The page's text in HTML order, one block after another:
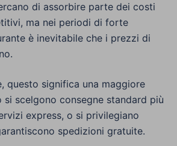
di assorbire parte dei costi
ma nei periodi di forte
è inevitabile che i prezzi di
questo significa una maggiore
si scelgono consegne standard più
express, o si privilegiano
spedizioni gratuite.